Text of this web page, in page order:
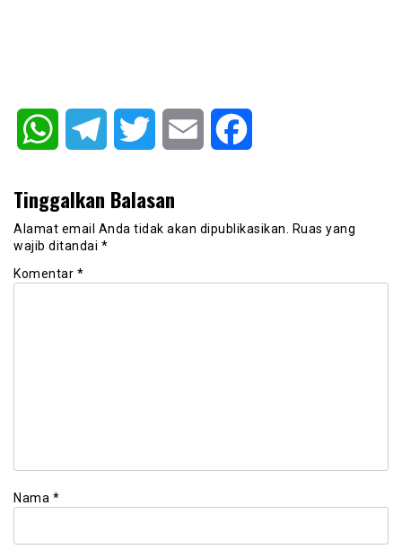
WhatsAppTelegram Twitter Email
Tinggalkan Balasan
Alamat email Anda tidak akan dipublikasikan. Ruas yang
wajib ditandai *
Komentar *
Nama *